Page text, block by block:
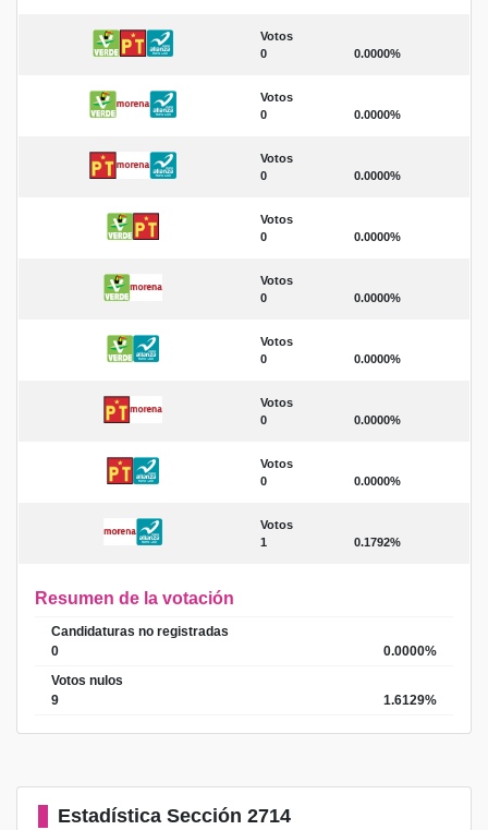
Votos
0
0.0000%
Votos
0
0.0000%
Votos
0
0.0000%
Votos
0
0.0000%
Votos
0
0.0000%
Votos
0
0.0000%
Votos
0
0.0000%
Votos
0
0.0000%
Votos
1
0.1792%
Resumen de la votación
Candidaturas no registradas
0
0.0000%
Votos nulos
9
1.6129%
Estadística Sección 2714